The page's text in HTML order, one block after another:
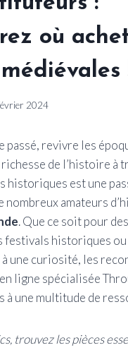
où
2024
passé, revivre les
de l’histoire à
historiques est une
nombreux amateurs
. Que ce soit pour
festivals historiques
une curiosité, les
ligne spécialisée
à une multitude de
trouvez les pièces